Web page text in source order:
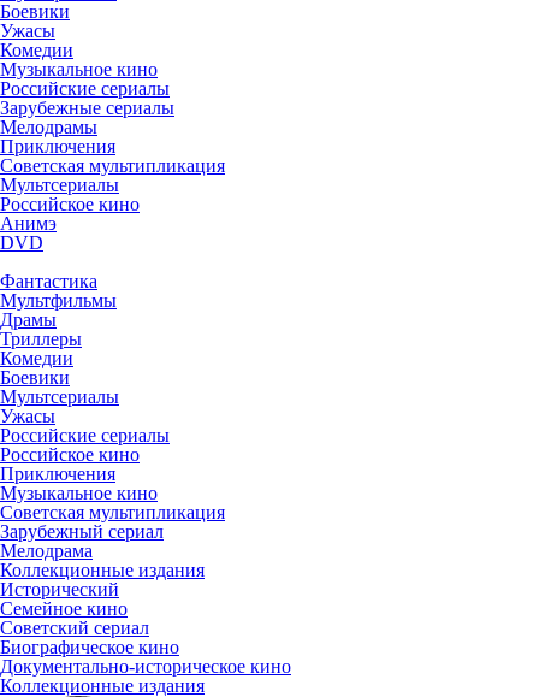
Боевики
Ужасы
Комедии
Музыкальное кино
Российские сериалы
Зарубежные сериалы
Мелодрамы
Приключения
Советская мультипликация
Мультсериалы
Российское кино
Анимэ
DVD
Фантастика
Мультфильмы
Драмы
Триллеры
Комедии
Боевики
Мультсериалы
Ужасы
Российские сериалы
Российское кино
Приключения
Музыкальное кино
Советская мультипликация
Зарубежный сериал
Мелодрама
Коллекционные издания
Исторический
Семейное кино
Советский сериал
Биографическое кино
Документально-историческое кино
Коллекционные издания